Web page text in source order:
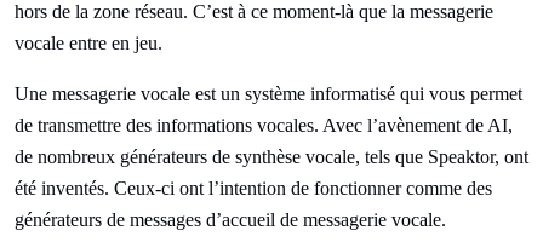
hors de la zone réseau. C’est à ce moment-là que la messagerie
vocale entre en jeu.
Une messagerie vocale est un système informatisé qui vous permet
de transmettre des informations vocales. Avec l’avènement de AI,
de nombreux générateurs de synthèse vocale, tels que Speaktor, ont
été inventés. Ceux-ci ont l’intention de fonctionner comme des
générateurs de messages d’accueil de messagerie vocale.